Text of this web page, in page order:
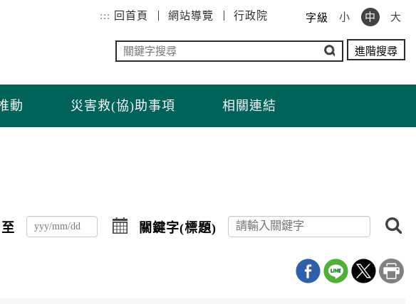
::: 回首頁 網站導覽 行政院 字級 小 中 大
動 災害救(協)助事項 相關連結
至
點
擊
關鍵字(標題)